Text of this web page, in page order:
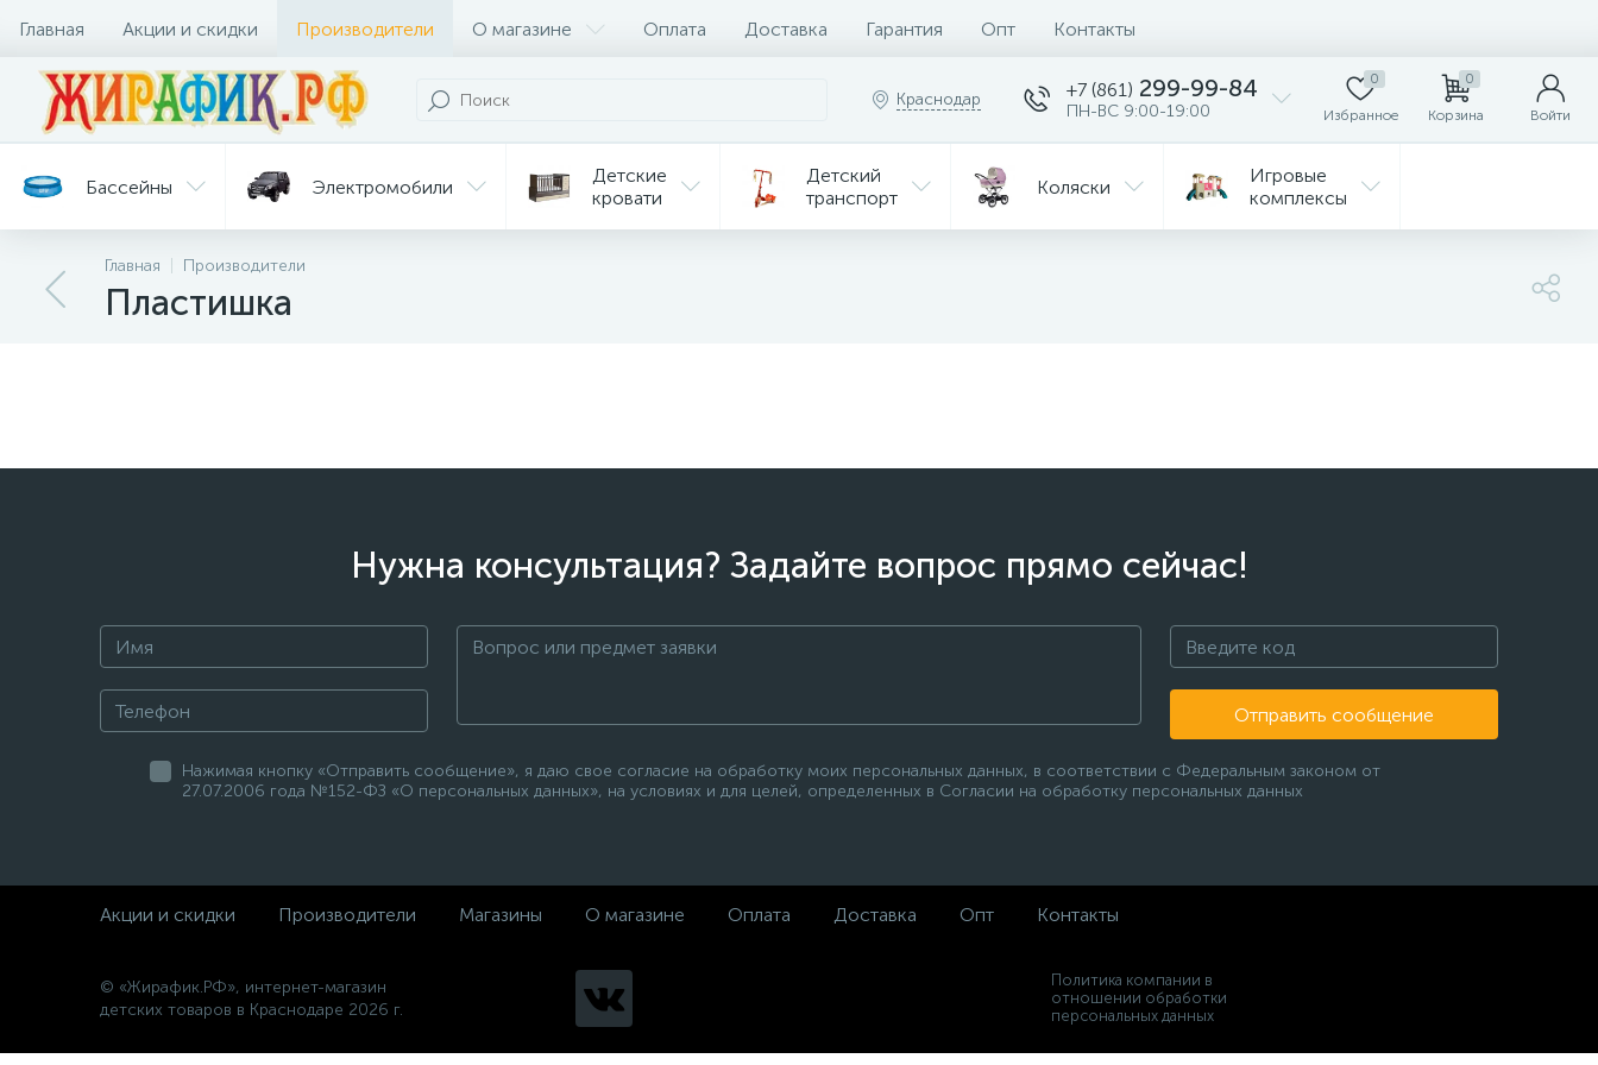
Главная Акции и скидки Производители О магазине Оплата Доставка Гарантия Опт Контакты
Краснодар +7 (861) 299-99-84
ПН-ВС 9:00-19:00
0
Избранное
0
Корзина Войти
Бассейны Электромобили
Детские
кровати
Детский
транспорт
Коляски
Игровые
комплексы
Батуты Велосипеды
Главная Производители
Пластишка
Нужна консультация? Задайте вопрос прямо сейчас!
Отправить сообщение
Нажимая кнопку «Отправить сообщение», я даю свое согласие на обработку моих персональных данных, в соответствии с Федеральным законом от
27.07.2006 года №152-ФЗ «О персональных данных», на условиях и для целей, определенных в Согласии на обработку персональных данных
Акции и скидки Производители Магазины О магазине Оплата Доставка Опт Контакты
© «Жирафик.РФ», интернет-магазин
детских товаров в Краснодаре 2026 г.
Политика компании в
отношении обработки
персональных данных